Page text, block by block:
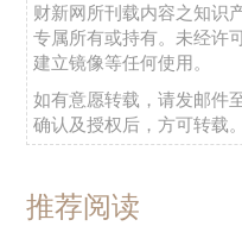
财新网所刊载内容之知识
专属所有或持有。未经许
建立镜像等任何使用。
如有意愿转载，请发邮件
确认及授权后，方可转载。
推荐阅读